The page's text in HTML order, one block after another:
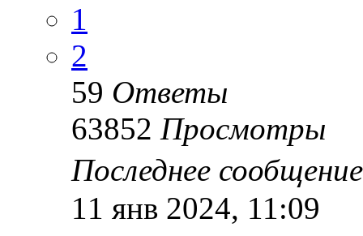
1
2
59 Ответы
63852 Просмотры
Последнее
11 янв 2024, 11:09